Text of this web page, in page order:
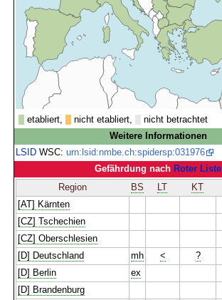
etabliert, nicht etabliert,
nicht betrachtet
Weitere Informationen
LSID WSC:urn:lsid:nmbe.ch:spidersp:031976
Gefährdung nach Roter Liste
Region
BS LT KT
[AT] Kärnten
[CZ] Tschechien
[CZ] Oberschlesien
[D] Deutschland
mh < ?
[D] Berlin
ex
[D] Brandenburg